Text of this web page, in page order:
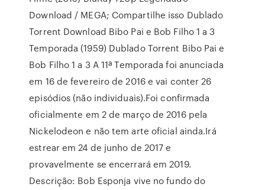
Download / MEGA; Compartilhe isso Dublado
Torrent Download Bibo Pai e Bob Filho 1 a 3
Temporada (1959) Dublado Torrent Bibo Pai e
Bob Filho 1 a 3 A 11ª Temporada foi anunciada
em 16 de fevereiro de 2016 e vai conter 26
episódios (não individuais).Foi confirmada
oficialmente em 2 de março de 2016 pela
Nickelodeon e não tem arte oficial ainda.Irá
estrear em 24 de junho de 2017 e
provavelmente se encerrará em 2019.
Descrição: Bob Esponja vive no fundo do